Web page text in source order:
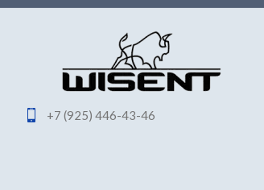
+7 (925) 446-43-46